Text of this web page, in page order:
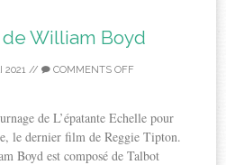
William Boyd
2021// COMMENTS OFF
de L’épatante Echelle pour
le dernier film de Reggie Tipton.
Boyd est composé de Talbot